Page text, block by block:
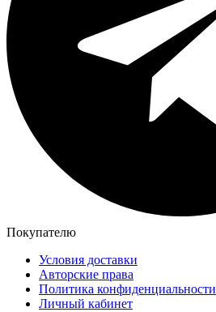
Покупателю
Условия доставки
Авторские права
Политика конфиденциальности
Личный кабинет